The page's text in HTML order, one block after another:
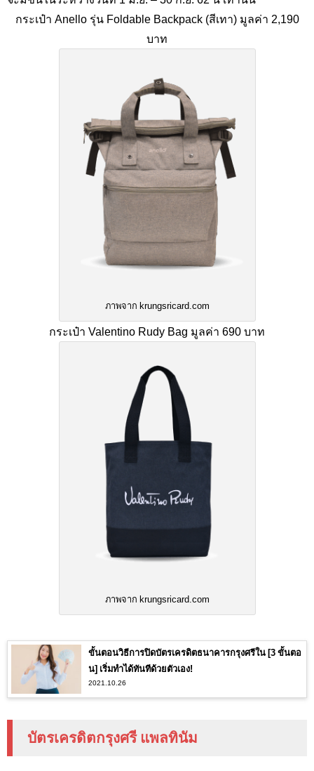
กระเป๋า Anello รุ่น Foldable Backpack (สีเทา) มูลค่า 2,190
บาท
ภาพจาก krungsricard.com
กระเป๋า Valentino Rudy Bag มูลค่า 690 บาท
ภาพจาก krungsricard.com
ขั้นตอนวิธีการปิดบัตรเครดิตธนาคารกรุงศรีใน [3 ขั้นตอ
น] เริ่มทำได้ทันทีด้วยตัวเอง!
2021.10.26
บัตรเครดิตกรุงศรี แพลทินัม